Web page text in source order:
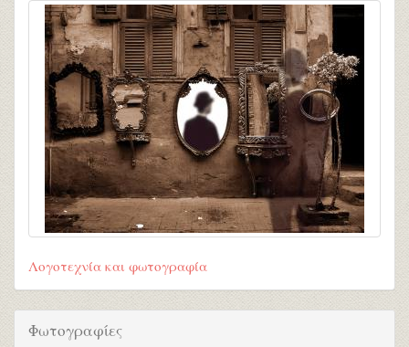
Λογοτεχνία και φωτογραφία
Φωτογραφίες